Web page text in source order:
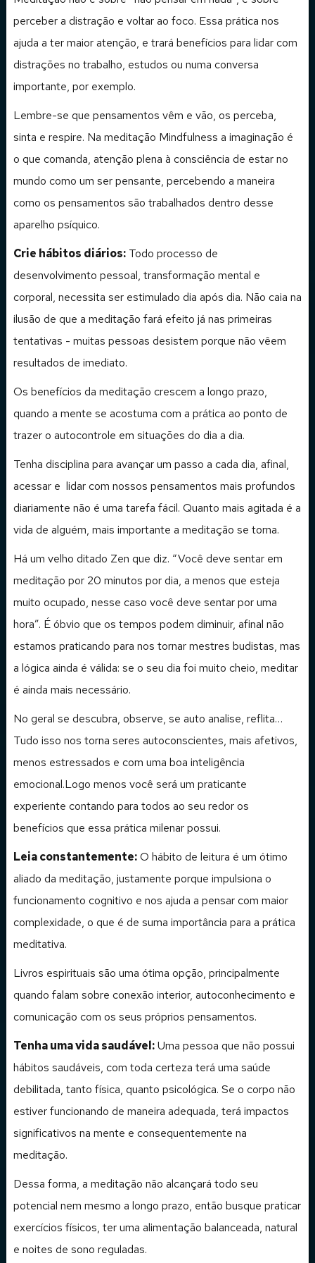
perceber a distração e voltar ao foco. Essa prática nos
ajuda a ter maior atenção, e trará benefícios para lidar com
distrações no trabalho, estudos ou numa conversa
importante, por exemplo.
Lembre-se que pensamentos vêm e vão, os perceba,
sinta e respire. Na meditação Mindfulness a imaginação é
o que comanda, atenção plena à consciência de estar no
mundo como um ser pensante, percebendo a maneira
como os pensamentos são trabalhados dentro desse
aparelho psíquico.
Crie hábitos diários: Todo processo de
desenvolvimento pessoal, transformação mental e
corporal, necessita ser estimulado dia após dia. Não caia na
ilusão de que a meditação fará efeito já nas primeiras
tentativas - muitas pessoas desistem porque não vêem
resultados de imediato.
Os benefícios da meditação crescem a longo prazo,
quando a mente se acostuma com a prática ao ponto de
trazer o autocontrole em situações do dia a dia.
Tenha disciplina para avançar um passo a cada dia, afinal,
acessar e lidar com nossos pensamentos mais profundos
diariamente não é uma tarefa fácil. Quanto mais agitada é a
vida de alguém, mais importante a meditação se torna.
Há um velho ditado Zen que diz. “Você deve sentar em
meditação por 20 minutos por dia, a menos que esteja
muito ocupado, nesse caso você deve sentar por uma
hora”. É óbvio que os tempos podem diminuir, afinal não
estamos praticando para nos tornar mestres budistas, mas
a lógica ainda é válida: se o seu dia foi muito cheio, meditar
é ainda mais necessário.
No geral se descubra, observe, se auto analise, reflita…
Tudo isso nos torna seres autoconscientes, mais afetivos,
menos estressados e com uma boa inteligência
emocional.Logo menos você será um praticante
experiente contando para todos ao seu redor os
benefícios que essa prática milenar possui.
Leia constantemente:O hábito de leitura é um ótimo
aliado da meditação, justamente porque impulsiona o
funcionamento cognitivo e nos ajuda a pensar com maior
complexidade, o que é de suma importância para a prática
meditativa.
Livros espirituais são uma ótima opção, principalmente
quando falam sobre conexão interior, autoconhecimento e
comunicação com os seus próprios pensamentos.
Tenha uma vida saudável:Uma pessoa que não possui
hábitos saudáveis, com toda certeza terá uma saúde
debilitada, tanto física, quanto psicológica. Se o corpo não
estiver funcionando de maneira adequada, terá impactos
significativos na mente e consequentemente na
meditação.
Dessa forma, a meditação não alcançará todo seu
potencial nem mesmo a longo prazo, então busque praticar
exercícios físicos, ter uma alimentação balanceada, natural
e noites de sono reguladas.